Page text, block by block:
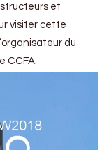
et
visiter cette
du
CCFA.